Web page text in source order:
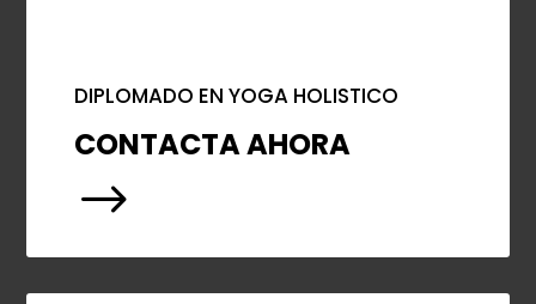
DIPLOMADO EN YOGA HOLISTICO
CONTACTA AHORA
$